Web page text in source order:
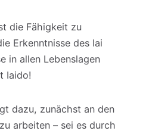
die Fähigkeit zu
Erkenntnisse des Iai
in allen Lebenslagen
Iaido!
dazu, zunächst an den
arbeiten – sei es durch